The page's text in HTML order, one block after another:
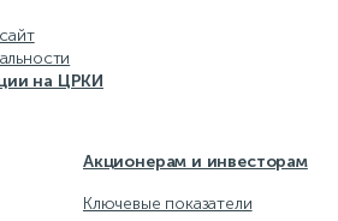
на ЦРКИ
Акционерам и инвесторам
Ключевые показатели